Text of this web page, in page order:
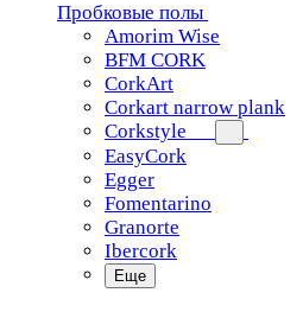
Пробковые полы
Amorim Wise
BFM CORK
CorkArt
Corkart narrow plank
Corkstyle
EasyCork
Egger
Fomentarino
Granorte
Ibercork
Еще